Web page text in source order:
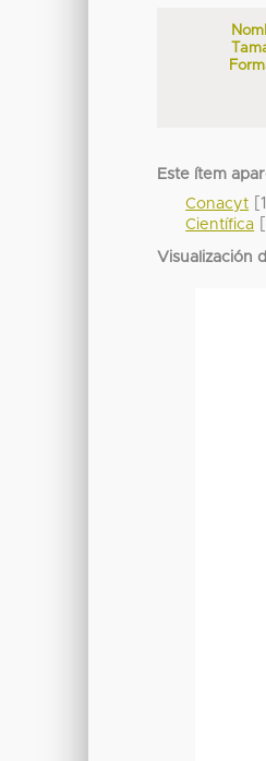
Este ítem
Conacyt
Científica
Visualización